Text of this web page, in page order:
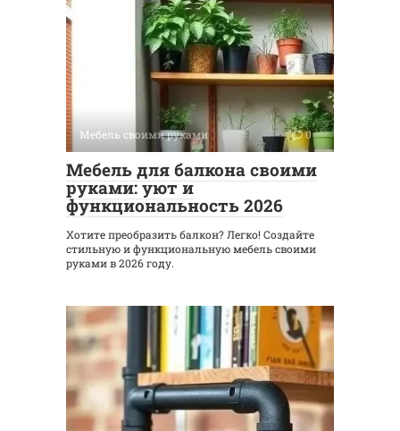
Мебель своими руками 0
Мебель для балкона своими
руками: уют и
функциональность 2026
Хотите преобразить балкон? Легко! Создайте
стильную и функциональную мебель своими
руками в 2026 году.